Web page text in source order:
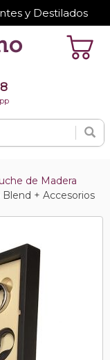
y Destilados
de Madera
+ Accesorios